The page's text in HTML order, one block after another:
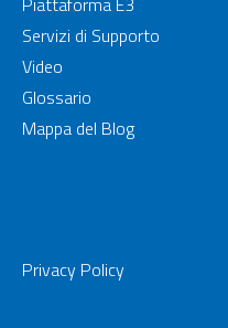
Servizi di Supporto
Video
Glossario
Mappa del Blog
Privacy Policy